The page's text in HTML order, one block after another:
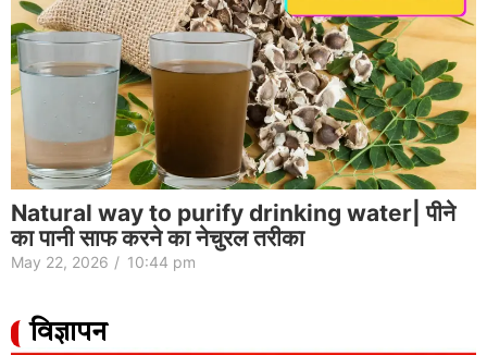
Natural way to purify drinking water| पीने
का पानी साफ करने का नेचुरल तरीका
May 22, 2026 / 10:44 pm
विज्ञापन